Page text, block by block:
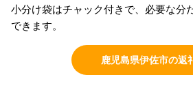
小分け袋はチャック付きで、必要な分
できます。
鹿児島県伊佐市の返